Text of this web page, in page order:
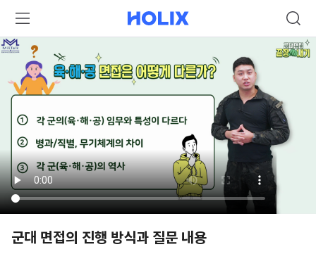
군대 면접의 진행 방식과 질문 내용